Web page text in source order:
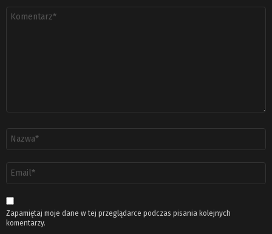
email
*
Zapamiętaj moje dane w tej przeglądarce podczas pisania kolejnych
komentarzy.